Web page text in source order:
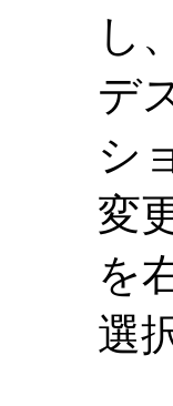
し
デ
シ
変
を
選